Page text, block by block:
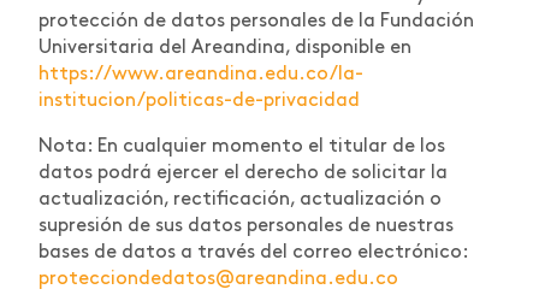
protección de datos personales de la Fundación
Universitaria del Areandina, disponible en
https://www.areandina.edu.co/la-
institucion/politicas-de-privacidad
Nota: En cualquier momento el titular de los
datos podrá ejercer el derecho de solicitar la
actualización, rectificación, actualización o
supresión de sus datos personales de nuestras
bases de datos a través del correo electrónico:
protecciondedatos@areandina.edu.co